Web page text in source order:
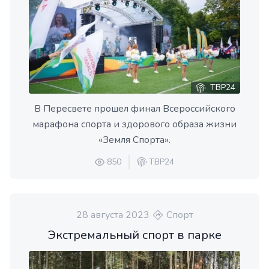
ТВР24
В Пересвете прошел финал Всероссийского
марафона спорта и здорового образа жизни
«Земля Спорта».
850 ТВР24
28 августа 2023 Спорт
Экстремальный спорт в парке